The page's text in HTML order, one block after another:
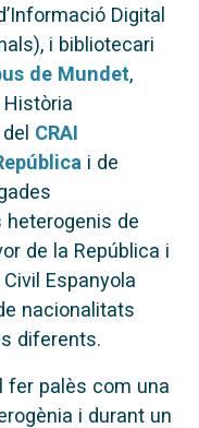
Digital
i bibliotecari
de Mundet,
CRAI
i de
heterogenis de
de la República i
Espanyola
nacionalitats
diferents.
fer palès com una
i durant un